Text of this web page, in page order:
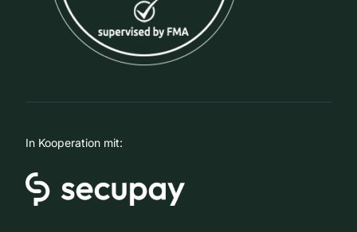
In Kooperation mit: